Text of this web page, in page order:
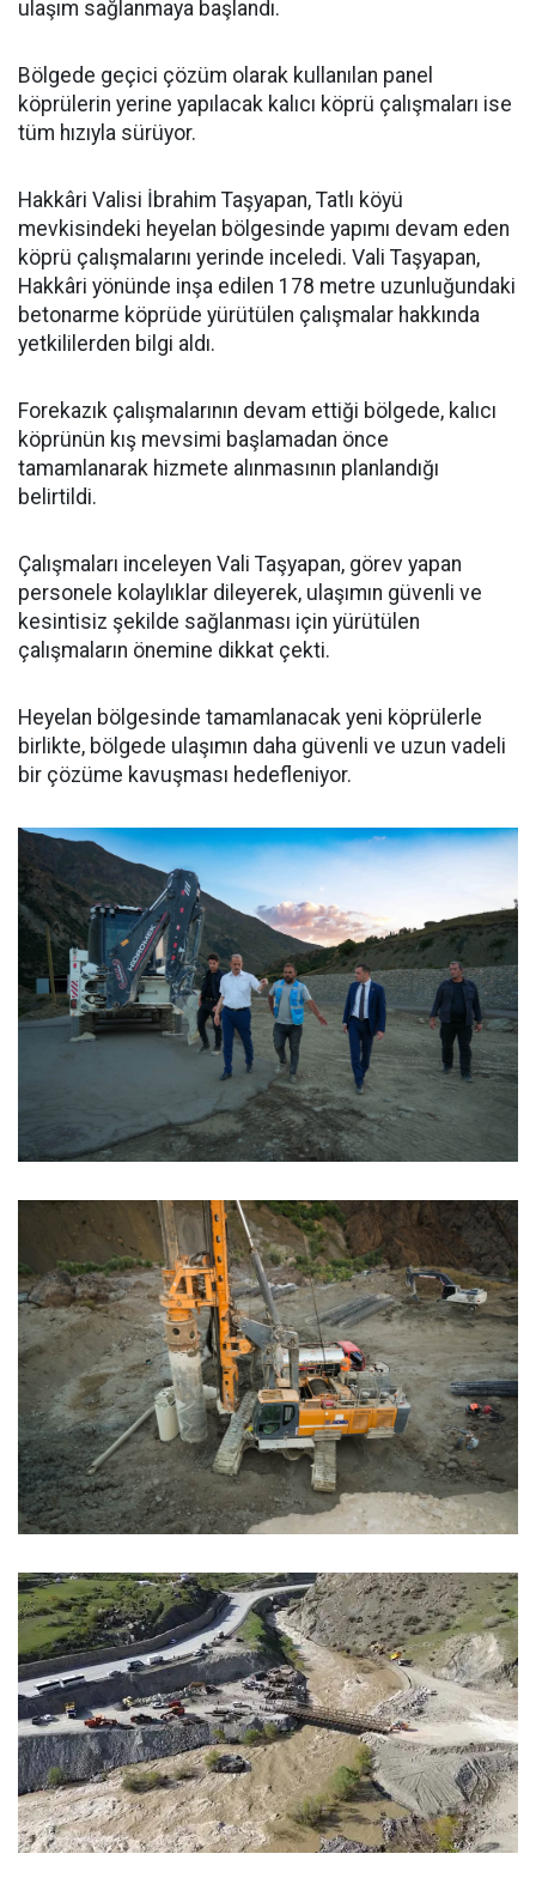
ulaşım sağlanmaya başlandı.
Bölgede geçici çözüm olarak kullanılan panel
köprülerin yerine yapılacak kalıcı köprü çalışmaları ise
tüm hızıyla sürüyor.
Hakkâri Valisi İbrahim Taşyapan, Tatlı köyü
mevkisindeki heyelan bölgesinde yapımı devam eden
köprü çalışmalarını yerinde inceledi. Vali Taşyapan,
Hakkâri yönünde inşa edilen 178 metre uzunluğundaki
betonarme köprüde yürütülen çalışmalar hakkında
yetkililerden bilgi aldı.
Forekazık çalışmalarının devam ettiği bölgede, kalıcı
köprünün kış mevsimi başlamadan önce
tamamlanarak hizmete alınmasının planlandığı
belirtildi.
Çalışmaları inceleyen Vali Taşyapan, görev yapan
personele kolaylıklar dileyerek, ulaşımın güvenli ve
kesintisiz şekilde sağlanması için yürütülen
çalışmaların önemine dikkat çekti.
Heyelan bölgesinde tamamlanacak yeni köprülerle
birlikte, bölgede ulaşımın daha güvenli ve uzun vadeli
bir çözüme kavuşması hedefleniyor.